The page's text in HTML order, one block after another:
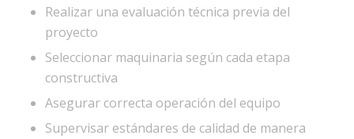
Realizar una evaluación técnica previa del
proyecto
Seleccionar maquinaria según cada etapa
constructiva
Asegurar correcta operación del equipo
Supervisar estándares de calidad de manera